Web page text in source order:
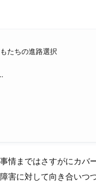
たちの進路選択
情まではさすがにカバ
害に対して向き合いつ